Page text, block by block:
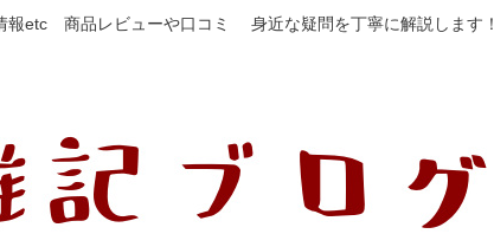
報etc 商品レビューや口コミ 身近な疑問を丁寧に解説します！